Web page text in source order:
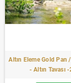
Altın Eleme Gold Pan
- Altın Tavası